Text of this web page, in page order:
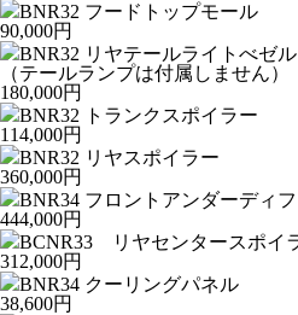
BNR32 フードトップモール
90,000円
BNR32 リヤテールライトべゼル
（テールランプは付属しません）
180,000円
BNR32 トランクスポイラー
114,000円
BNR32 リヤスポイラー
360,000円
BNR34 フロントアンダーディ
444,000円
BCNR33 リヤセンタースポイ
312,000円
BNR34 クーリングパネル
38,600円